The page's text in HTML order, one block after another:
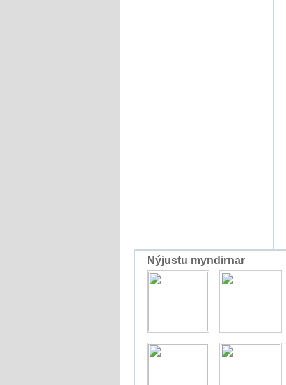
Nýjustu myndirnar